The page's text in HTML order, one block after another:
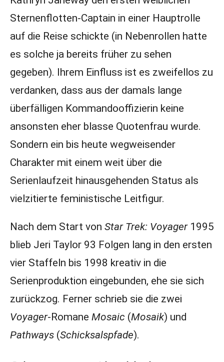
Sternenflotten-Captain in einer Hauptrolle
auf die Reise schickte (in Nebenrollen hatte
es solche ja bereits früher zu sehen
gegeben). Ihrem Einfluss ist es zweifellos zu
verdanken, dass aus der damals lange
überfälligen Kommandooffizierin keine
ansonsten eher blasse Quotenfrau wurde.
Sondern ein bis heute wegweisender
Charakter mit einem weit über die
Serienlaufzeit hinausgehenden Status als
vielzitierte feministische Leitfigur.
Nach dem Start von Star Trek: Voyager 1995
blieb Jeri Taylor 93 Folgen lang in den ersten
vier Staffeln bis 1998 kreativ in die
Serienproduktion eingebunden, ehe sie sich
zurückzog. Ferner schrieb sie die zwei
Voyager-Romane Mosaic (Mosaik) und
Pathways (Schicksalspfade).